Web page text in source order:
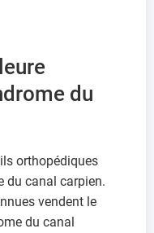
du
orthopédiques
du canal carpien.
vendent le
du canal